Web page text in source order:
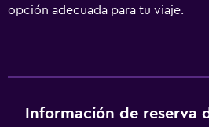
opción adecuada para tu viaje.
Información de reserva